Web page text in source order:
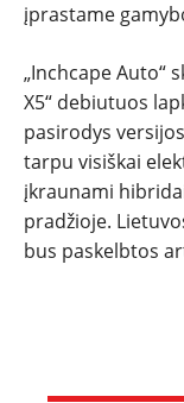
įprastame
„Inchcape Auto“
X5“ debiutuos
pasirodys
tarpu visiškai
įkraunami
pradžioje.
bus paskelbtos